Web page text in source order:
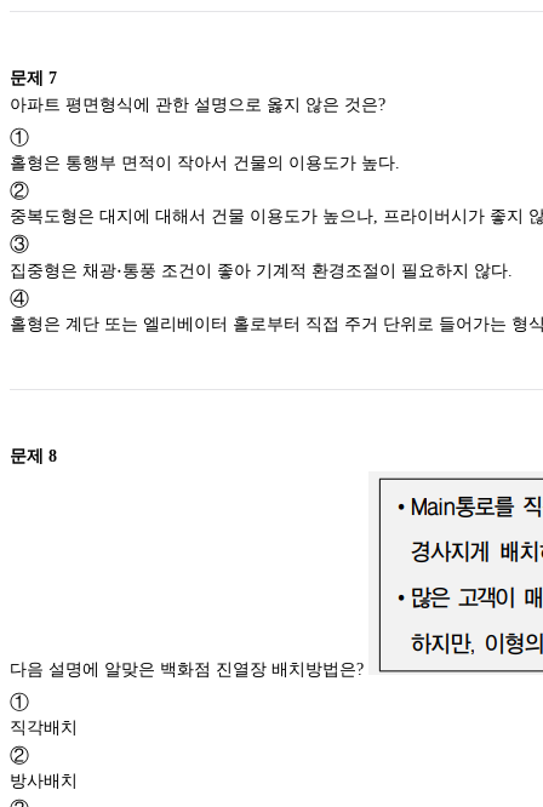
문제 7
아파트 평면형식에 관한 설명으로 옳지 않은 것은?
①
홀형은 통행부 면적이 작아서 건물의 이용도가 높다.
②
중복도형은 대지에 대해서 건물 이용도가 높으나, 프라이버시
③
집중형은 채광\cdot
⋅ 통풍 조건이 좋아 기계적 환경조절이 필요하지 않다.
④
홀형은 계단 또는 엘리베이터 홀로부터 직접 주거 단위로
문제 8
다음 설명에 알맞은 백화점 진열장 배치방법은?
①
직각배치
②
방사배치